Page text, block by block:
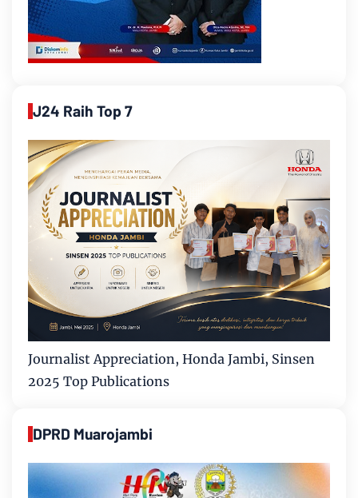
J24 Raih Top 7
Journalist Appreciation, Honda Jambi, Sinsen
2025 Top Publications
DPRD Muarojambi